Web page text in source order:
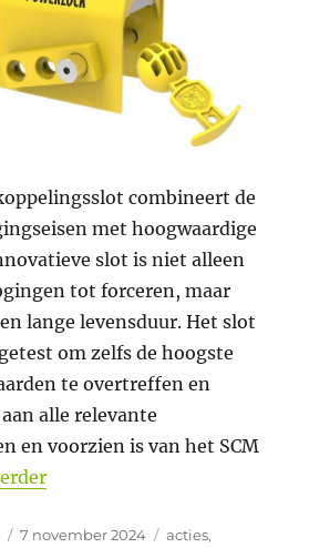
combineert de
met hoogwaardige
slot is niet alleen
tot forceren, maar
lange levensduur. Het slot
om zelfs de hoogste
te overtreffen en
alle relevante
en voorzien is van het SCM
“Het nieuwe T1
Geplaatst
7 november 2024 Categorieën
acties,